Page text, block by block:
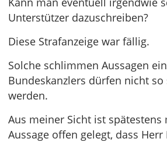
Unterstützer dazuschreiben?
Diese Strafanzeige war fällig.
Solche schlimmen Aussagen
Bundeskanzlers dürfen nicht so
werden.
Aus meiner Sicht ist spätestens
Aussage offen gelegt, dass Herr